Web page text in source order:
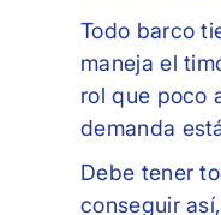
Todo barco
maneja el
rol que poco
demanda
Debe tener
conseguir